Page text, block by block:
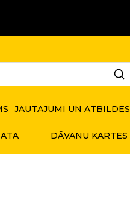
JAUTĀJUMI UN ATBILDES
DĀVANU KARTES